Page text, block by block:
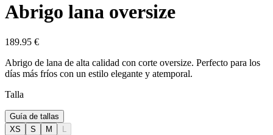
Abrigo lana oversize
189.95 €
Abrigo de lana de alta calidad con corte oversize. Perfecto para los
días más fríos con un estilo elegante y atemporal.
Talla
Guía de tallas
XS
S M